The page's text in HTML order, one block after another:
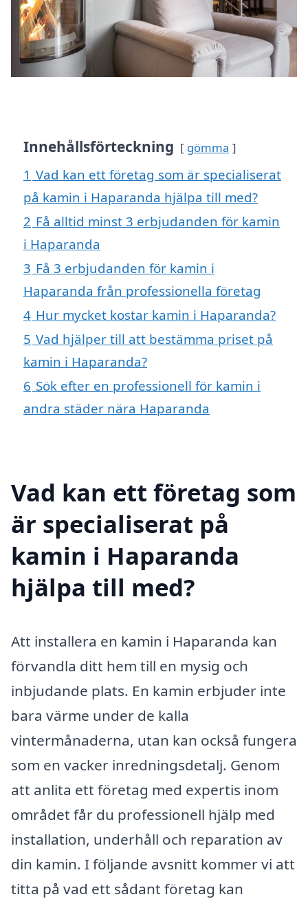
Innehållsförteckning gömma
1 Vad kan ett företag som är specialiserat
på kamin i Haparanda hjälpa till med?
2 Få alltid minst 3 erbjudanden för kamin
i Haparanda
3 Få 3 erbjudanden för kamin i
Haparanda från professionella företag
4 Hur mycket kostar kamin i Haparanda?
5 Vad hjälper till att bestämma priset på
kamin i Haparanda?
6 Sök efter en professionell för kamin i
andra städer nära Haparanda
Vad kan ett företag som
är specialiserat på
kamin i Haparanda
hjälpa till med?
Att installera en kamin i Haparanda kan
förvandla ditt hem till en mysig och
inbjudande plats. En kamin erbjuder inte
bara värme under de kalla
vintermånaderna, utan kan också fungera
som en vacker inredningsdetalj. Genom
att anlita ett företag med expertis inom
området får du professionell hjälp med
installation, underhåll och reparation av
din kamin. I följande avsnitt kommer vi att
titta på vad ett sådant företag kan